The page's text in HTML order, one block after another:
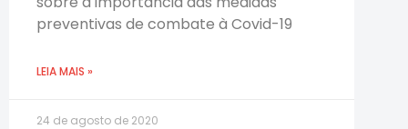
preventivas de combate à Covid-19
LEIA MAIS »
24 de agosto de 2020